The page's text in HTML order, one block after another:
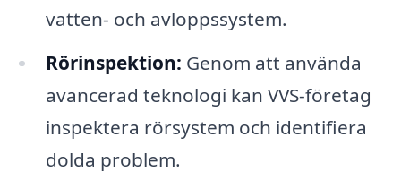
vatten- och avloppssystem.
Rörinspektion: Genom att använda
avancerad teknologi kan VVS-företag
inspektera rörsystem och identifiera
dolda problem.